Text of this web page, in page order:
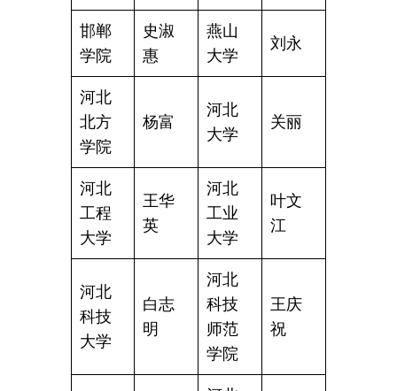
邯郸
学院
史淑
惠
燕山
大学
刘永
河北
北方
学院
杨富
河北
大学
关丽
河北
工程
大学
王华
英
河北
工业
大学
叶文
江
河北
科技
大学
白志
明
河北
科技
师范
学院
王庆
祝